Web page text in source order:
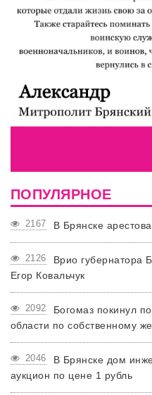
ПОПУЛЯРНОЕ
2167 В Брянске
2126
Врио губернатора
Егор Ковальчук
2092
Богомаз покинул
области по собственному
2046
В Брянске дом
аукцион по цене 1 рубль